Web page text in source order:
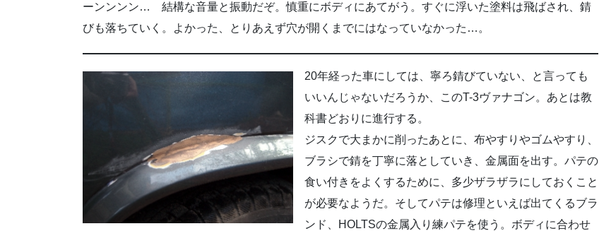
ーンンンン… 結構な音量と振動だぞ。慎重にボディにあてがう。すぐに浮いた塗料は飛ばされ、錆
びも落ちていく。よかった、とりあえず穴が開くまでにはなっていなかった…。
20年経った車にしては、寧ろ錆びていない、と言っても
いいんじゃないだろうか、このT-3ヴァナゴン。あとは教
科書どおりに進行する。
ジスクで大まかに削ったあとに、布やすりやゴムやすり、
ブラシで錆を丁寧に落としていき、金属面を出す。パテの
食い付きをよくするために、多少ザラザラにしておくこと
が必要なようだ。そしてパテは修理といえば出てくるブラ
ンド、HOLTSの金属入り練パテを使う。ボディに合わせ